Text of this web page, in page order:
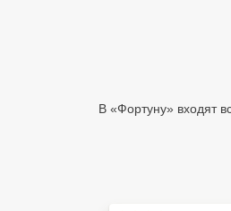
В «Фортуну» входят